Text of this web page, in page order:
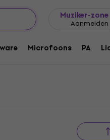
Muziker-zone
Aanmelden
Microfoons PA
Hard